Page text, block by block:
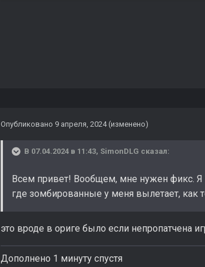
Опубликовано 9 апреля, 2024 (изменено)
В 07.04.2024 в 11:43, SimonDLG сказал:
Всем привет! Вообщем, мне нужен фикс. Я
где зомбированные у меня вылетает, как
это вроде в ориге было если непропатчена
Дополнено 1 минуту спустя